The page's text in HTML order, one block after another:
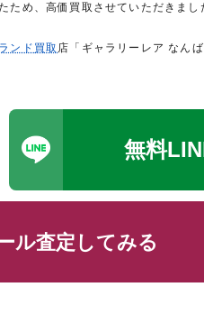
め、高価買取させていただきまし
ンド買取 店「ギャラリーレア なん
無料
ル査定してみる